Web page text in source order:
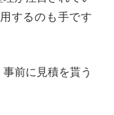
するのも手です
前に見積を貰う